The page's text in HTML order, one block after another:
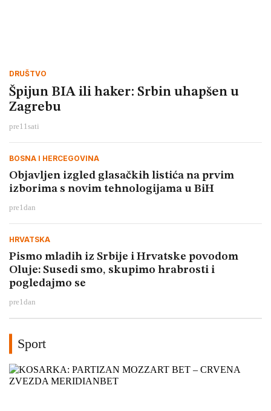
DRUŠTVO
Špijun BIA ili haker: Srbin uhapšen u
Zagrebu
pre11sati
BOSNA I HERCEGOVINA
Objavljen izgled glasačkih listića na prvim
izborima s novim tehnologijama u BiH
pre1dan
HRVATSKA
Pismo mladih iz Srbije i Hrvatske povodom
Oluje: Susedi smo, skupimo hrabrosti i
pogledajmo se
pre1dan
Sport